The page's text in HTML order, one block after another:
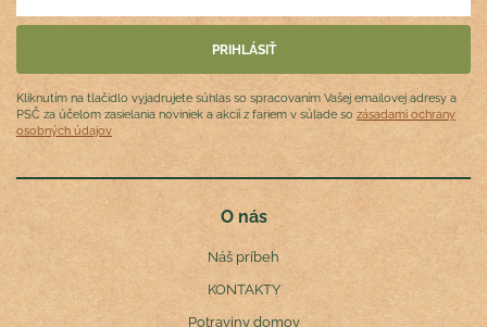
Kliknutím na tlačidlo vyjadrujete súhlas so spracovaním Vašej emailovej adresy a
PSČ za účelom zasielania noviniek a akcií z fariem v súlade so zásadami ochrany
osobných údajov
O nás
Náš príbeh
KONTAKTY
Potraviny domov